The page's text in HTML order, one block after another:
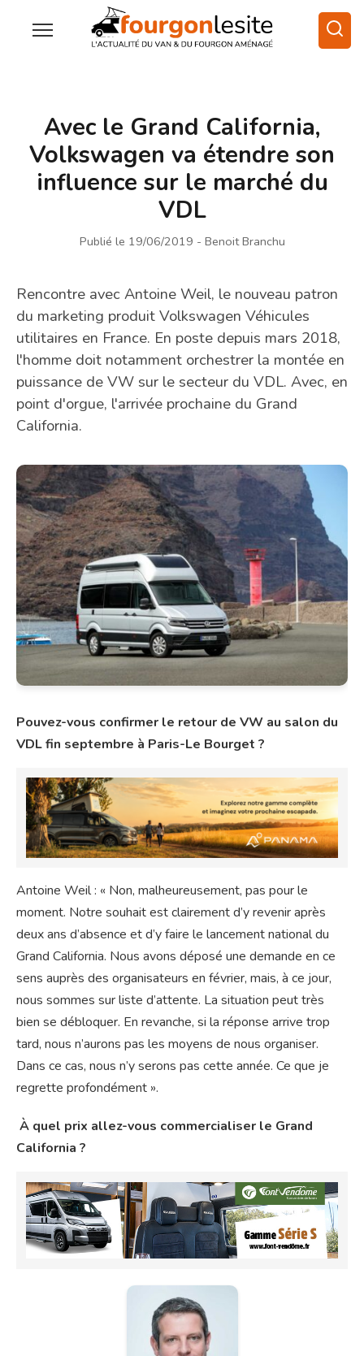
Avec le Grand California,
Volkswagen va étendre son
influence sur le marché du
VDL
Publié le 19/06/2019 - Benoit Branchu
Rencontre avec Antoine Weil, le nouveau patron
du marketing produit Volkswagen Véhicules
utilitaires en France. En poste depuis mars 2018,
l'homme doit notamment orchestrer la montée en
puissance de VW sur le secteur du VDL. Avec, en
point d'orgue, l'arrivée prochaine du Grand
California.
Pouvez-vous confirmer le retour de VW au salon du
VDL fin septembre à Paris-Le Bourget ?
Antoine Weil : « Non, malheureusement, pas pour le
moment. Notre souhait est clairement d’y revenir après
deux ans d’absence et d’y faire le lancement national du
Grand California. Nous avons déposé une demande en ce
sens auprès des organisateurs en février, mais, à ce jour,
nous sommes sur liste d’attente. La situation peut très
bien se débloquer. En revanche, si la réponse arrive trop
tard, nous n’aurons pas les moyens de nous organiser.
Dans ce cas, nous n’y serons pas cette année. Ce que je
regrette profondément ».
À quel prix allez-vous commercialiser le Grand
California ?